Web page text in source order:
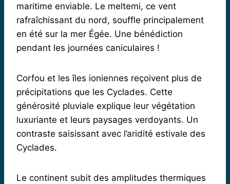
maritime enviable. Le meltemi, ce vent
rafraîchissant du nord, souffle principalement
en été sur la mer Égée. Une bénédiction
pendant les journées caniculaires !
Corfou et les îles ioniennes reçoivent plus de
précipitations que les Cyclades. Cette
générosité pluviale explique leur végétation
luxuriante et leurs paysages verdoyants. Un
contraste saisissant avec l’aridité estivale des
Cyclades.
Le continent subit des amplitudes thermiques